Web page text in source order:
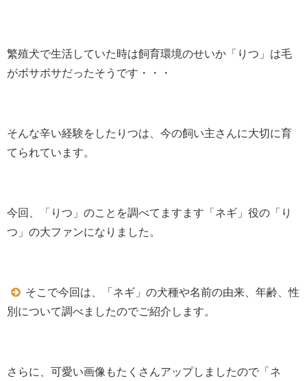
繁殖犬で生活していた時は飼育環境のせいか「りつ」は毛
がボサボサだったそうです・・・
そんな辛い経験をしたりつは、今の飼い主さんに大切に育
てられています。
今回、「りつ」のことを調べてますます「ネギ」役の「り
つ」の大ファンになりました。
そこで今回は、「ネギ」の犬種や名前の由来、年齢、性
別について調べましたのでご紹介します。
さらに、可愛い画像もたくさんアップしましたので「ネ